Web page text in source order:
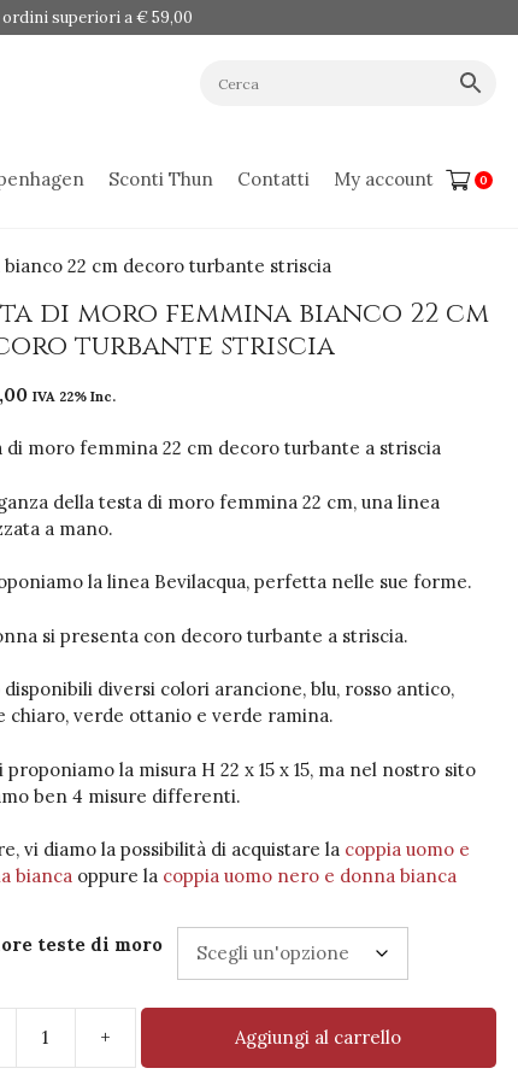
superiori a € 59,00
Sconti Thun Contatti My account 0
22 cm decoro turbante striscia
di moro femmina bianco 22 cm
turbante striscia
IVA 22% Inc.
di moro femmina 22 cm decoro turbante a striscia
della testa di moro femmina 22 cm, una linea
a mano.
la linea Bevilacqua, perfetta nelle sue forme.
si presenta con decoro turbante a striscia.
disponibili diversi colori arancione, blu, rosso antico,
chiaro, verde ottanio e verde ramina.
proponiamo la misura H 22 x 15 x 15, ma nel nostro sito
ben 4 misure differenti.
vi diamo la possibilità di acquistare la coppia uomo e
biancaoppure la coppia uomo nero e donna bianca
teste di moro
+ Aggiungi al carrello